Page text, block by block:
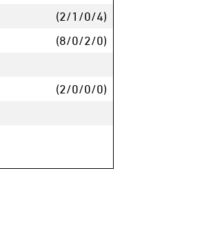
(2/1/0/4)
(8/0/2/0)
(2/0/0/0)